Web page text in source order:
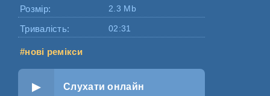
Розмір: 2.3 Mb
Тривалість: 02:31
#нові ремікси
Слухати онлайн